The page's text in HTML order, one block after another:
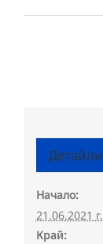
Детайли
Начало:
21.06.2021 г.
Край: